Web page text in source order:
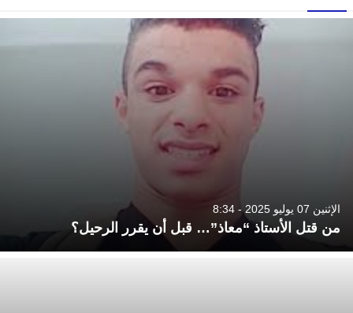
الإثنين 07 يوليو 2025 - 8:34
من قتل الأستاذ “معاذ”… قبل أن يقرر الرحيل؟